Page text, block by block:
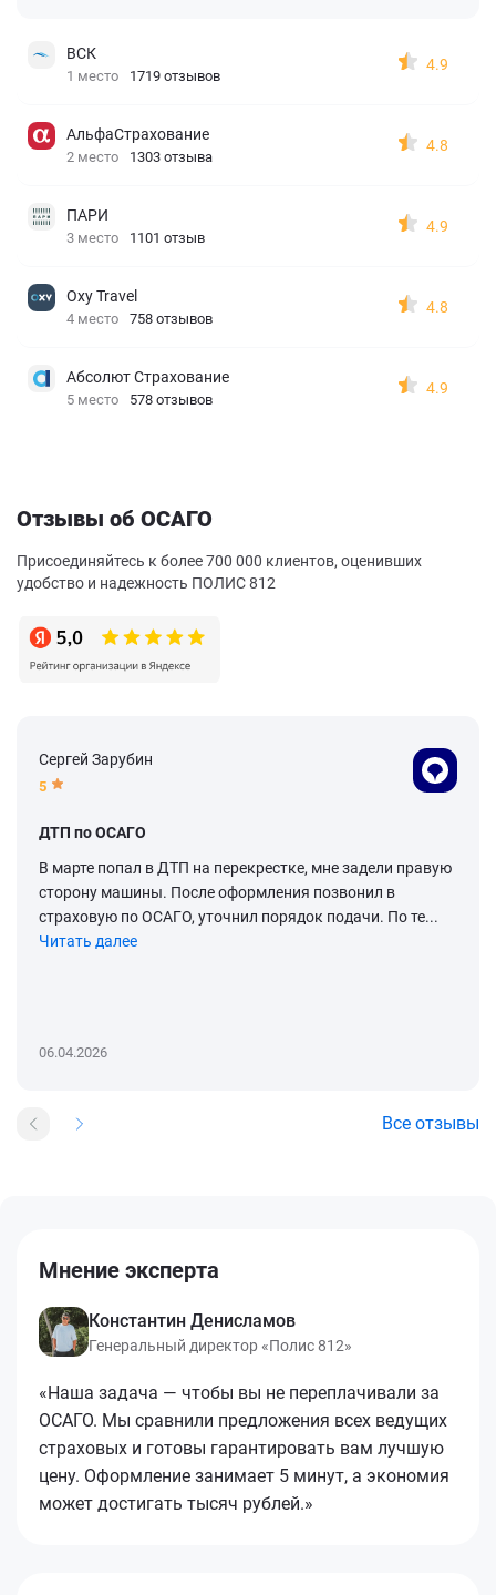
ВСК
1 место 1719 отзывов
4.9
АльфаСтрахование
2 место 1303 отзыва
4.8
ПАРИ
3 место 1101 отзыв
4.9
Oxy Travel
4 место 758 отзывов
4.8
Абсолют Страхование
5 место 578 отзывов
4.9
Отзывы об ОСАГО
Присоединяйтесь к более 700 000 клиентов, оценивших
удобство и надежность ПОЛИС 812
Сергей Зарубин
5
ДТП по ОСАГО
В марте попал в ДТП на перекрестке, мне задели правую
сторону машины. После оформления позвонил в
страховую по ОСАГО, уточнил порядок подачи. По те...
Читать далее
06.04.2026
Все отзывы
Мнение эксперта
Константин Денисламов
Генеральный директор «Полис 812»
«Наша задача — чтобы вы не переплачивали за
ОСАГО. Мы сравнили предложения всех ведущих
страховых и готовы гарантировать вам лучшую
цену. Оформление занимает 5 минут, а экономия
может достигать тысяч рублей.»